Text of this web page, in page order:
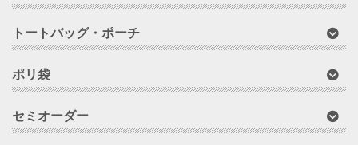
トートバッグ・ポーチ
ポリ袋
セミオーダー